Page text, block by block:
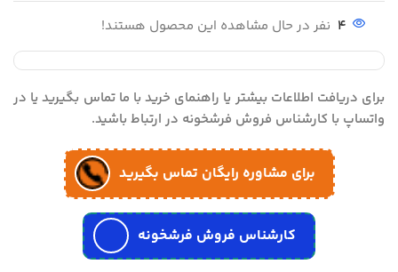
4 نفر در حال مشاهده این محصول هستند!
برای دریافت اطلاعات بیشتر یا راهنمای خرید با ما تماس بگیرید یا در
واتساپ با کارشناس فروش فرشخونه در ارتباط باشید.
برای مشاوره رایگان تماس بگیرید
کارشناس فروش فرشخونه